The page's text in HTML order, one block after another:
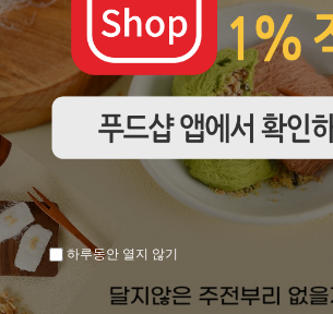
하루동안 열지 않기